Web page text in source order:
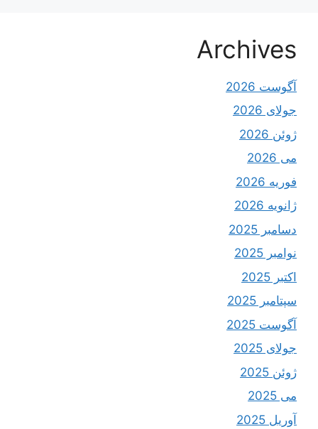
Archives
آگوست 2026
جولای 2026
ژوئن 2026
می 2026
فوریه 2026
ژانویه 2026
دسامبر 2025
نوامبر 2025
اکتبر 2025
سپتامبر 2025
آگوست 2025
جولای 2025
ژوئن 2025
می 2025
آوریل 2025